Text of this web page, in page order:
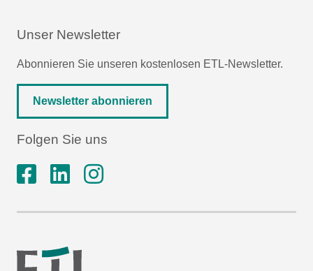
Unser Newsletter
Abonnieren Sie unseren kostenlosen ETL-Newsletter.
Newsletter abonnieren
Folgen Sie uns